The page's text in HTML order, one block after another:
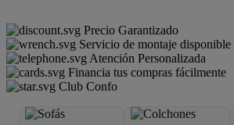
Precio Garantizado
Servicio de montaje disponible
Atención Personalizada
Financia tus compras fácilmente
Club Confo